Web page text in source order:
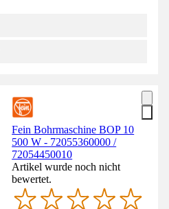
Fein Bohrmaschine BOP 10
500 W - 72055360000 /
72054450010
Artikel wurde noch nicht
bewertet.